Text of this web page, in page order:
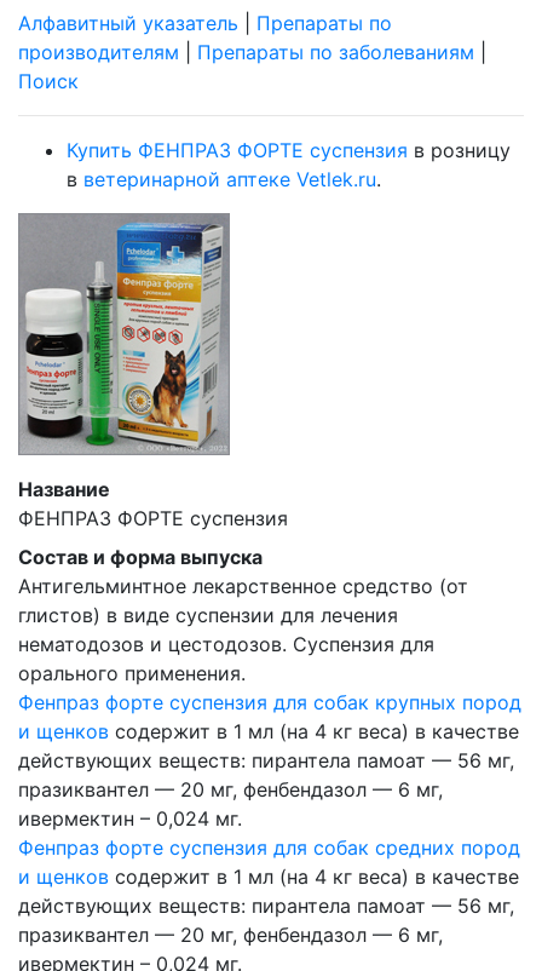
Алфавитный указатель
Препараты по
производителям
Препараты по заболеваниям
Поиск
Купить ФЕНПРАЗ ФОРТЕ суспензия в розницу
в ветеринарной аптеке Vetlek.ru.
Название
ФЕНПРАЗ ФОРТЕ суспензия
Состав и форма выпуска
Антигельминтное лекарственное средство (от
глистов) в виде суспензии для лечения
нематодозов и цестодозов. Суспензия для
орального применения.
Фенпраз форте суспензия для собак крупных пород
и щенков содержит в 1 мл (на 4 кг веса) в качестве
действующих веществ: пирантела памоат — 56 мг,
празиквантел — 20 мг, фенбендазол — 6 мг,
ивермектин – 0,024 мг.
Фенпраз форте суспензия для собак средних пород
и щенков содержит в 1 мл (на 4 кг веса) в качестве
действующих веществ: пирантела памоат — 56 мг,
празиквантел — 20 мг, фенбендазол — 6 мг,
ивермектин – 0,024 мг.